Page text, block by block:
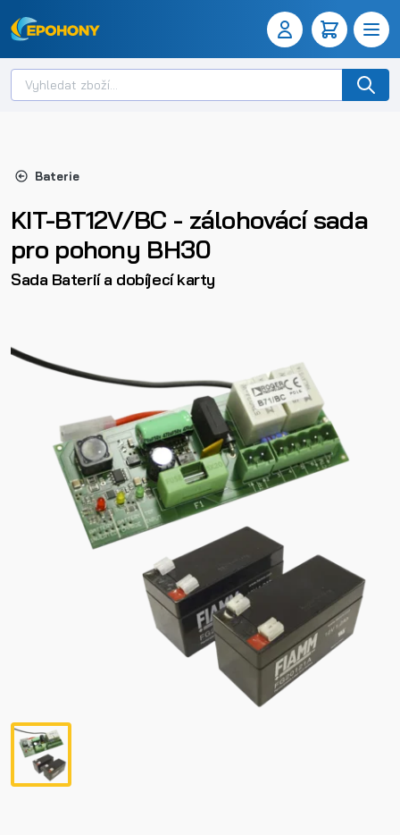
Baterie
KIT-BT12V/BC - zálohovácí sada
pro pohony BH30
Sada Baterií a dobíjecí karty